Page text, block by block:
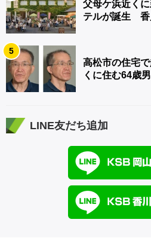
父母ケ浜近く
テルが誕生 香
5
高松市の住宅
くに住む64歳
LINE友だち追加